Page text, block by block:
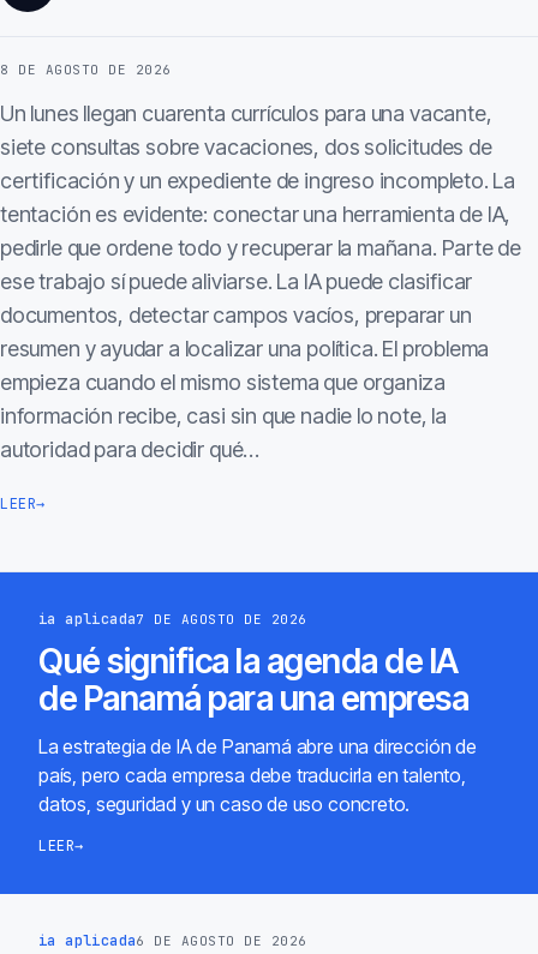
8 DE AGOSTO DE 2026
Un lunes llegan cuarenta currículos para una vacante,
siete consultas sobre vacaciones, dos solicitudes de
certificación y un expediente de ingreso incompleto. La
tentación es evidente: conectar una herramienta de IA,
pedirle que ordene todo y recuperar la mañana. Parte de
ese trabajo sí puede aliviarse. La IA puede clasificar
documentos, detectar campos vacíos, preparar un
resumen y ayudar a localizar una política. El problema
empieza cuando el mismo sistema que organiza
información recibe, casi sin que nadie lo note, la
autoridad para decidir qué…
LEER→
ia aplicada7 DE AGOSTO DE 2026
Qué significa la agenda de IA
de Panamá para una empresa
La estrategia de IA de Panamá abre una dirección de
país, pero cada empresa debe traducirla en talento,
datos, seguridad y un caso de uso concreto.
LEER→
ia aplicada6 DE AGOSTO DE 2026